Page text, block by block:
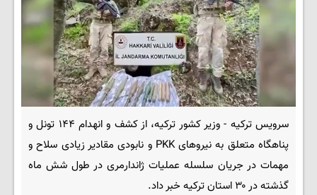
سرویس ترکیه - وزیر کشور ترکیه، از کشف و انهدام ۱۴۴ تونل و
پناهگاه متعلق به نیروهای PKK و نابودی مقادیر زیادی سلاح و
مهمات در جریان سلسله عملیات‌ ژاندارمری در طول شش ماه
گذشته در ۳۰ استان ترکیه خبر داد.